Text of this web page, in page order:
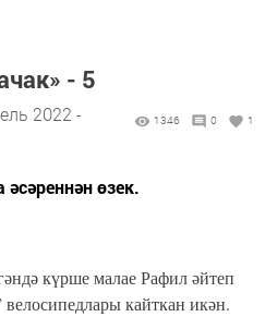
- 5
2022 -
1346 0 1
өзек.
күрше малае Рафил әйтеп
кайткан икән.